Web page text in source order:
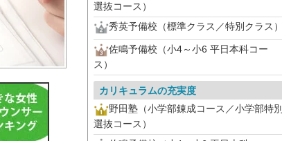
選抜コース）
秀英予備校（標準クラス／特別クラス）
佐鳴予備校（小4～小6 平日本科コー
ス）
カリキュラムの充実度
野田塾（小学部錬成コース／小学部特別
選抜コース）